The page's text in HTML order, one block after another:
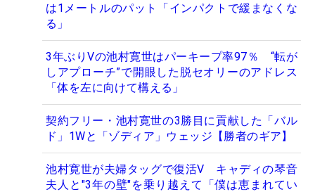
は1メートルのパット「インパクトで緩まなくな
る」
3年ぶりVの池村寛世はパーキープ率97％ “転が
しアプローチ”で開眼した脱セオリーのアドレス
「体を左に向けて構える」
契約フリー・池村寛世の3勝目に貢献した「バル
ド」1Wと「ゾディア」ウェッジ【勝者のギア】
池村寛世が夫婦タッグで復活V キャディの琴音
夫人と"3年の壁"を乗り越えて「僕は恵まれてい